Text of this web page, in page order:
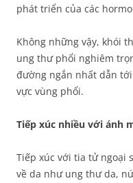
phát triển của các
Không những vậy, khói
ung thư phổi nghiêm
đường ngắn nhất dẫn
vực vùng phổi.
Tiếp xúc nhiều với ánh
Tiếp xúc với tia tử ngoại
về da như ung thư da,